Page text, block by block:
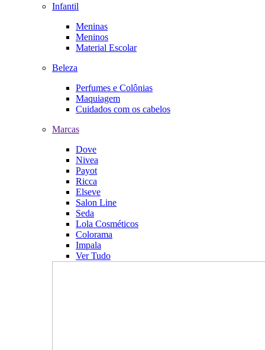
Infantil
Meninas
Meninos
Material Escolar
Beleza
Perfumes e Colônias
Maquiagem
Cuidados com os cabelos
Marcas
Dove
Nivea
Payot
Ricca
Elseve
Salon Line
Seda
Lola Cosméticos
Colorama
Impala
Ver Tudo